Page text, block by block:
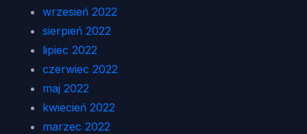
wrzesień 2022
sierpień 2022
lipiec 2022
czerwiec 2022
maj 2022
kwiecień 2022
marzec 2022